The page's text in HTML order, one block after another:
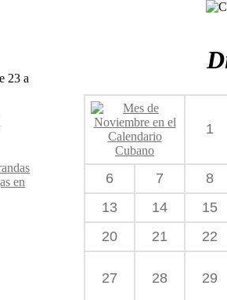
1
6 7
8
13
14
15
20
21 22
27 28 29